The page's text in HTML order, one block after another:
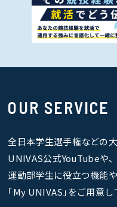
OUR SERVICE
全日本学生選手権などの
UNIVAS公式YouTubeや、
運動部学生に役立つ機能
｢My UNIVAS｣をご用意し